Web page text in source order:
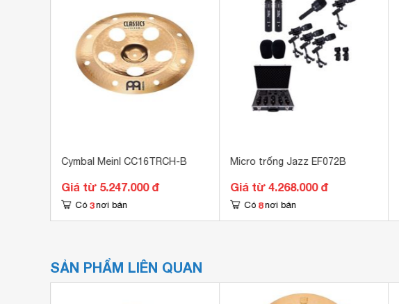
Cymbal Meinl CC16TRCH-B
Giá từ 5.247.000 đ
Có 3 nơi bán
Micro trống Jazz EF072B
Giá từ 4.268.000 đ
Có 8 nơi bán
SẢN PHẨM LIÊN QUAN